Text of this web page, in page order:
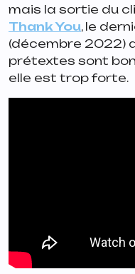
mais la sortie du
Thank You, le
(décembre 2022)
prétextes sont
elle est trop forte.